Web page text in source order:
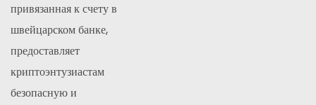
привязанная к счету в
швейцарском банке,
предоставляет
криптоэнтузиастам
безопасную и